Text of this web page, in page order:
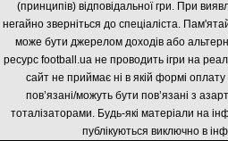
(принципів) відповідальної гри. При
негайно зверніться до спеціаліста.
може бути джерелом доходів або
ресурс football.ua не проводить ігри на
сайт не приймає ні в якій формі оплату
пов’язані/можуть бути пов’язані з
тоталізаторами. Будь-які матеріали на
публікуються виключно в